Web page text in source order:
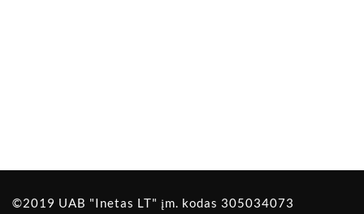
©2019 UAB "Inetas LT" įm. kodas 305034073